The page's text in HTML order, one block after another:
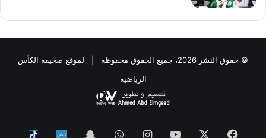
© حقوق النشر 2026، جميع الحقوق محفوظة | لموقع صحيفة الكأس
الرياضية
فيسبوك ‫YouTubeانستقرامواتساب Snapchat
Nabd